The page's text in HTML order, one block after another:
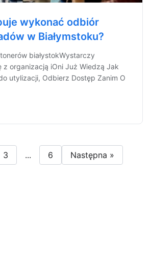
wykonać odbiór
w Białymstoku?
białystokWystarczy
z organizacją iOni Już Wiedzą Jak
utylizacji, Odbierz Dostęp Zanim O
3 ... 6 Następna »